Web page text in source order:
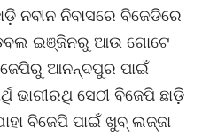
ନବୀନ ନିବାସରେ ବିଜେଡିରେ
ଇଞ୍ଜିନରୁ ଆଉ ଗୋଟେ
ଆନନ୍ଦପୁର ପାଇଁ
ଭାଗୀରଥି ସେଠୀ ବିଜେପି ଛାଡ଼ି
ବିଜେପି ପାଇଁ ଖୁବ୍ ଲଜ୍ଜା